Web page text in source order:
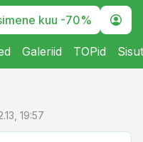
kuu -70%
Galeriid TOPid
19:57